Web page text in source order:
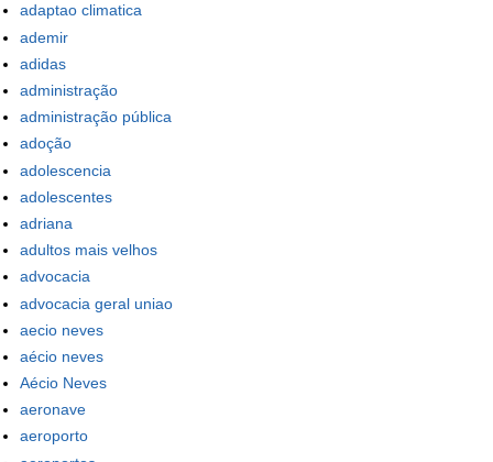
adaptao climatica
ademir
adidas
administração
administração pública
adoção
adolescencia
adolescentes
adriana
adultos mais velhos
advocacia
advocacia geral uniao
aecio neves
aécio neves
Aécio Neves
aeronave
aeroporto